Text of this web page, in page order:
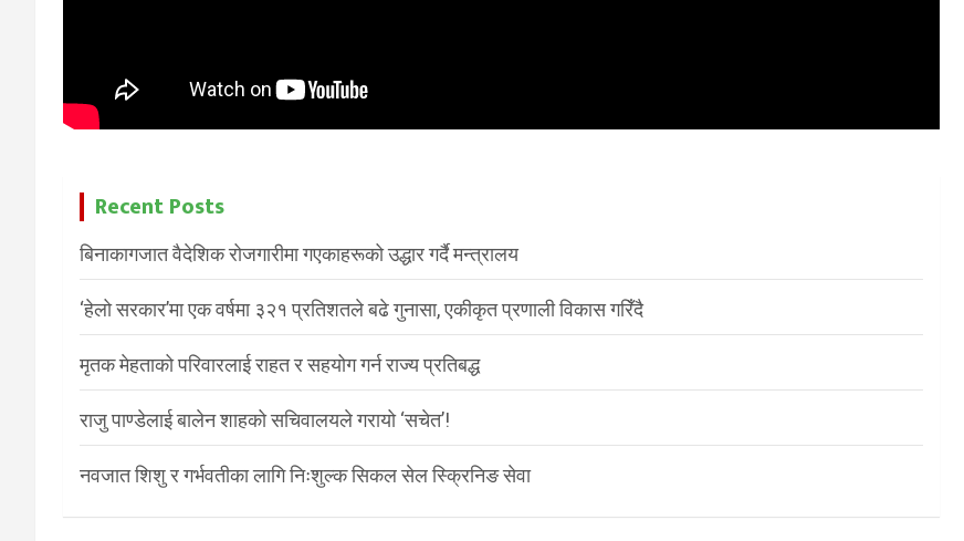
Recent Posts
बिनाकागजात वैदेशिक रोजगारीमा गएकाहरूको उद्धार गर्दै मन्त्रालय
‘हेलो सरकार’मा एक वर्षमा ३२१ प्रतिशतले बढे गुनासा, एकीकृत प्रणाली विकास गरिँदै
मृतक मेहताको परिवारलाई राहत र सहयोग गर्न राज्य प्रतिबद्ध
राजु पाण्डेलाई बालेन शाहको सचिवालयले गरायो ‘सचेत’!
नवजात शिशु र गर्भवतीका लागि निःशुल्क सिकल सेल स्क्रिनिङ सेवा